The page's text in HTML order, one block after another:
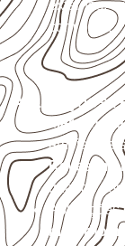
externas,
com água.
Aplicações
ambientes
quando
Aplicações